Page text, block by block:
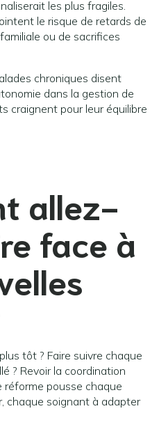
les plus fragiles.
le risque de retards de
ou de sacrifices
chroniques disent
dans la gestion de
craignent pour leur équilibre
allez-
face à
tôt ? Faire suivre chaque
? Revoir la coordination
réforme pousse chaque
chaque soignant à adapter